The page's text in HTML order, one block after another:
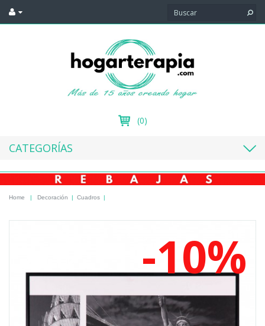
(0)
CATEGORÍAS
Home | Decoración | Cuadros |
-10%